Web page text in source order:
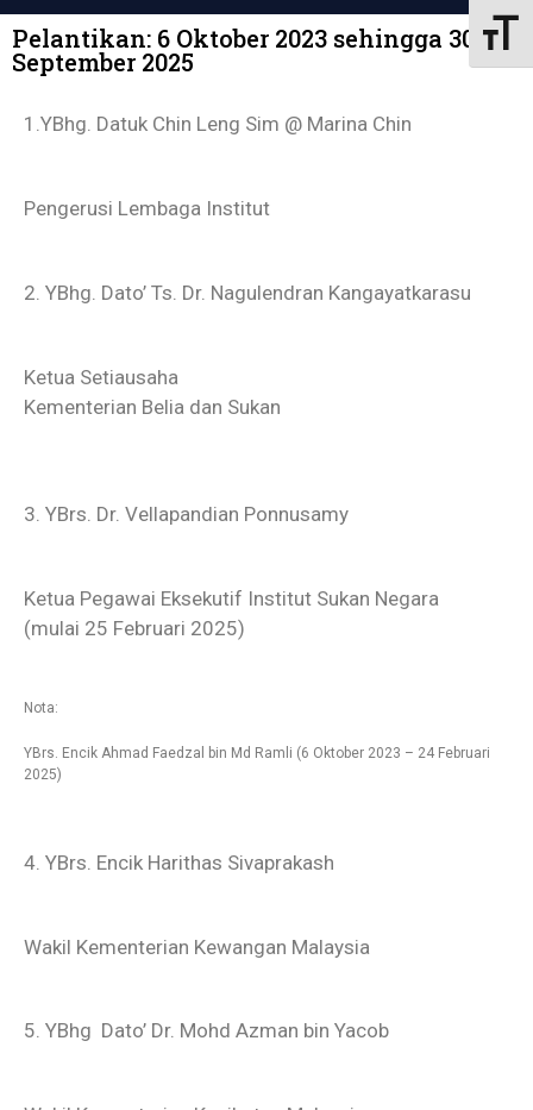
Pelantikan: 6 Oktober 2023 sehingga 30
September 2025
1.YBhg. Datuk Chin Leng Sim @ Marina Chin
Pengerusi Lembaga Institut
2. YBhg. Dato’ Ts. Dr. Nagulendran Kangayatkarasu
Ketua Setiausaha
Kementerian Belia dan Sukan
3. YBrs. Dr. Vellapandian Ponnusamy
Ketua Pegawai Eksekutif Institut Sukan Negara
(mulai 25 Februari 2025)
Nota:
YBrs. Encik Ahmad Faedzal bin Md Ramli (6 Oktober 2023 – 24 Februari
2025)
4. YBrs. Encik Harithas Sivaprakash
Wakil Kementerian Kewangan Malaysia
5. YBhg Dato’ Dr. Mohd Azman bin Yacob